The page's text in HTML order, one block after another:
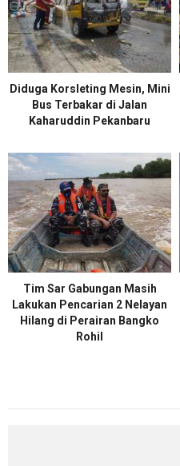
Diduga Korsleting Mesin, Mini
Bus Terbakar di Jalan
Kaharuddin Pekanbaru
Tim Sar Gabungan Masih
Lakukan Pencarian 2 Nelayan
Hilang di Perairan Bangko
Rohil